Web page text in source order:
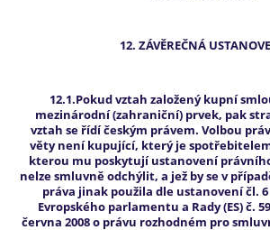
12. ZÁVĚREČNÁ
12.1.Pokud vztah založený kupní
mezinárodní (zahraniční) prvek, pak
vztah se řídí českým právem. Volbou
věty není kupující, který je
kterou mu poskytují ustanovení
nelze smluvně odchýlit, a jež by se v
práva jinak použila dle ustanovení čl.
Evropského parlamentu a Rady (ES) č.
června 2008 o právu rozhodném pro